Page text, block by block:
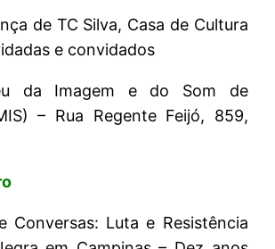
de TC Silva, Casa de Cultura
e convidados
da Imagem e do Som de
– Rua Regente Feijó, 859,
Conversas: Luta e Resistência